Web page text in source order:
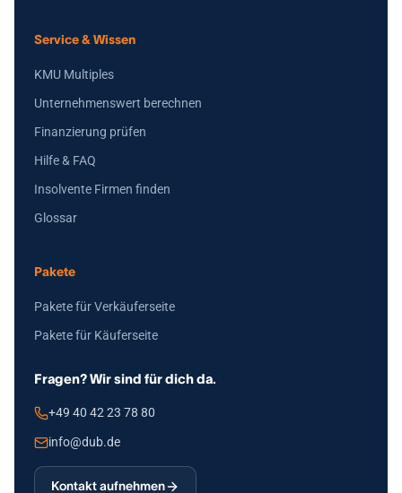
Service & Wissen
KMU Multiples
Unternehmenswert berechnen
Finanzierung prüfen
Hilfe & FAQ
Insolvente Firmen finden
Glossar
Pakete
Pakete für Verkäuferseite
Pakete für Käuferseite
Fragen? Wir sind für dich da.
+49 40 42 23 78 80
info@dub.de
Kontakt aufnehmen